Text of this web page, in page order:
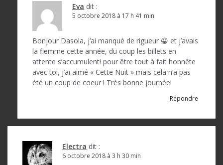
Eva dit :
5 octobre 2018 à 17 h 41 min
Bonjour Dasola, j’ai manqué de rigueur 😀 et j’avais
la flemme cette année, du coup les billets en
attente s’accumulent! pour être tout à fait honnête
avec toi, j’ai aimé « Cette Nuit » mais cela n’a pas
été un coup de coeur ! Très bonne journée!
Répondre
Electra dit :
6 octobre 2018 à 3 h 30 min